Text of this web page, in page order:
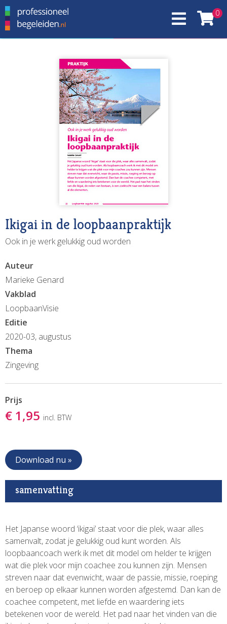
0
Ikigai in de loopbaanpraktijk
Ook in je werk gelukkig oud worden
Auteur
Marieke Genard
Vakblad
LoopbaanVisie
Editie
2020-03, augustus
Thema
Zingeving
Prijs
€ 1,95 incl. BTW
Download nu »
samenvatting
Het Japanse woord ‘ikigai’ staat voor die plek, waar alles
samenvalt, zodat je gelukkig oud kunt worden. Als
loopbaancoach werk ik met dit model om helder te krijgen
wat die plek voor mijn coachee zou kunnen zijn. Mensen
streven naar dat evenwicht, waar de passie, missie, roeping
en beroep op elkaar kunnen worden afgestemd. Dan kan de
coachee competent, met liefde en waardering iets
betekenen voor de wereld. Het pad naar het vinden van die